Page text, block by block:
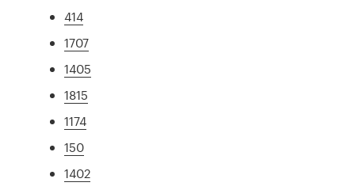
414
1707
1405
1815
1174
150
1402